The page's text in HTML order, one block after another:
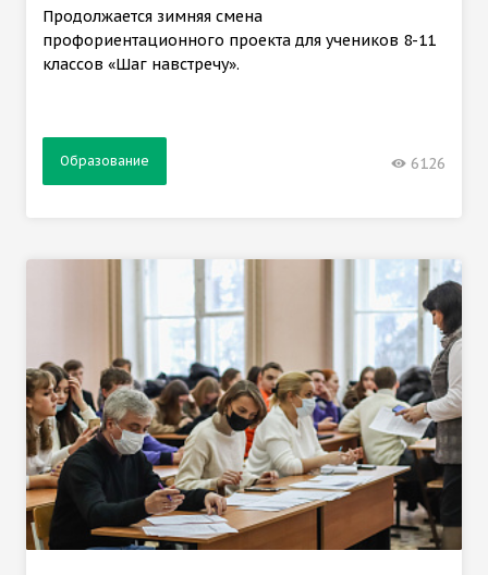
Продолжается зимняя смена
профориентационного проекта для учеников 8-11
классов «Шаг навстречу».
Образование 6126